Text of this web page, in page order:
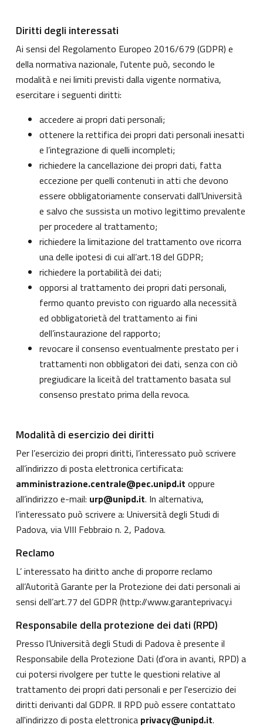
Diritti degli interessati
Ai sensi del Regolamento Europeo 2016/679 (GDPR) e
della normativa nazionale, l'utente può, secondo le
modalità e nei limiti previsti dalla vigente normativa,
esercitare i seguenti diritti:
accedere ai propri dati personali;
ottenere la rettifica dei propri dati personali inesatti
e l’integrazione di quelli incompleti;
richiedere la cancellazione dei propri dati, fatta
eccezione per quelli contenuti in atti che devono
essere obbligatoriamente conservati dall’Università
e salvo che sussista un motivo legittimo prevalente
per procedere al trattamento;
richiedere la limitazione del trattamento ove ricorra
una delle ipotesi di cui all’art.18 del GDPR;
richiedere la portabilità dei dati;
opporsi al trattamento dei propri dati personali,
fermo quanto previsto con riguardo alla necessità
ed obbligatorietà del trattamento ai fini
dell’instaurazione del rapporto;
revocare il consenso eventualmente prestato per i
trattamenti non obbligatori dei dati, senza con ciò
pregiudicare la liceità del trattamento basata sul
consenso prestato prima della revoca.
Modalità di esercizio dei diritti
Per l’esercizio dei propri diritti, l’interessato può scrivere
all’indirizzo di posta elettronica certificata:
amministrazione.centrale@pec.unipd.it oppure
all’indirizzo e-mail: urp@unipd.it. In alternativa,
l’interessato può scrivere a: Università degli Studi di
Padova, via VIII Febbraio n. 2, Padova.
Reclamo
L’ interessato ha diritto anche di proporre reclamo
all’Autorità Garante per la Protezione dei dati personali ai
sensi dell’art.77 del GDPR (http://www.garanteprivacy.i
Responsabile della protezione dei dati (RPD)
Presso l’Università degli Studi di Padova è presente il
Responsabile della Protezione Dati (d'ora in avanti, RPD) a
cui potersi rivolgere per tutte le questioni relative al
trattamento dei propri dati personali e per l'esercizio dei
diritti derivanti dal GDPR. Il RPD può essere contattato
all'indirizzo di posta elettronica privacy@unipd.it.